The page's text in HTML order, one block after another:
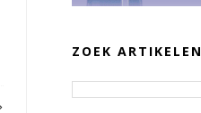
ZOEK ARTIKELEN